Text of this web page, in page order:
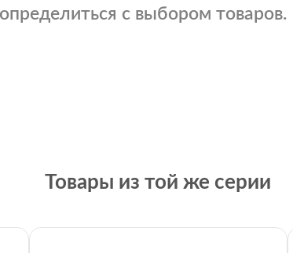
с выбором товаров.
Товары из той же серии